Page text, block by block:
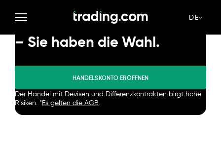
DE
Trading im Demomodus oder
direkt auf dem Finanzmarkt
– Sie haben die Wahl.
HANDELSKONTO ERÖFFNEN
Der Handel mit Devisen und Differenzkontrakten birgt hohe
Risiken. *Es gelten die AGB.